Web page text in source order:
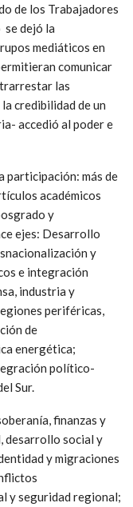
de los Trabajadores
se dejó la
mediáticos en
comunicar
las
credibilidad de un
accedió al poder e
participación: más de
académicos
y
ejes: Desarrollo
y
e integración
industria y
periféricas,
de
energética;
político-
Sur.
finanzas y
desarrollo social y
y migraciones
y seguridad regional;